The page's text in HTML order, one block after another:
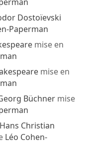
Dostoïevski
Paperman
mise en
mise en
Büchnermise
Hans Christian
Léo Cohen-